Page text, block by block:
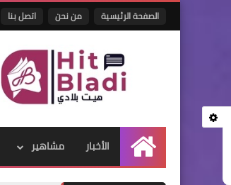
الصفحة الرئيسية من نحن اتصل بنا
الرئيسية
الأخبار مشاهير